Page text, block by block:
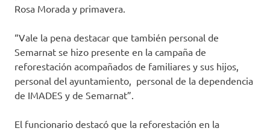
Rosa Morada y primavera.
“Vale la pena destacar que también personal de
Semarnat se hizo presente en la campaña de
reforestación acompañados de familiares y sus hijos,
personal del ayuntamiento, personal de la dependencia
de IMADES y de Semarnat”.
El funcionario destacó que la reforestación en la